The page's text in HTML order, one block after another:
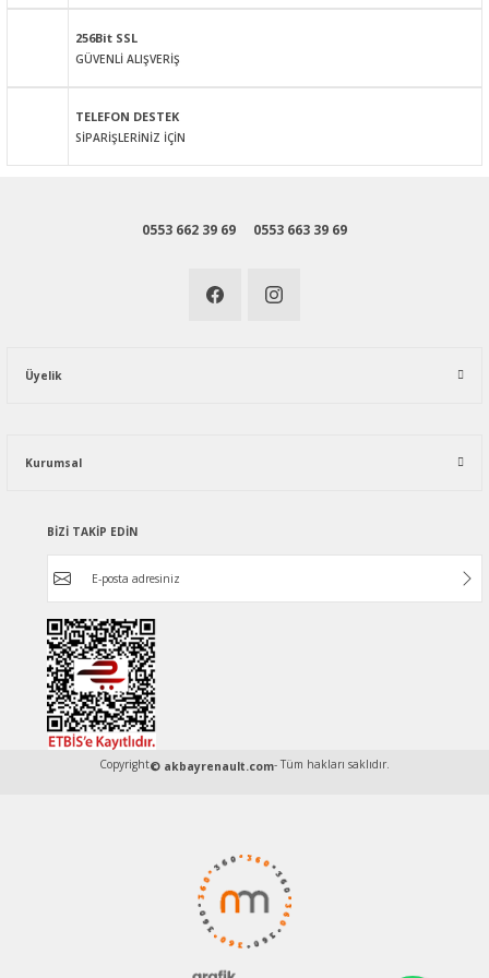
256Bit SSL
GÜVENLİ ALIŞVERİŞ
TELEFON DESTEK
SİPARİŞLERİNİZ İÇİN
0553 662 39 69 0553 663 39 69
Üyelik
Kurumsal
BİZİ TAKİP EDİN
Copyright© akbayrenault.com- Tüm hakları saklıdır.